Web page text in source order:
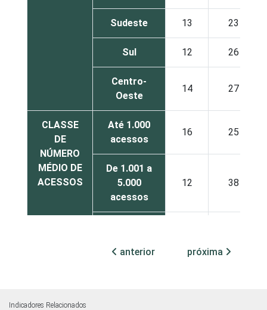
Sudeste 13 23
Sul 12 26
Centro-
Oeste
14 27
CLASSE
DE
NÚMERO
MÉDIO DE
ACESSOS
Até 1.000
acessos
16 25
De 1.001 a
5.000
acessos
12 38
acessos
anterior próxima
Indicadores Relacionados